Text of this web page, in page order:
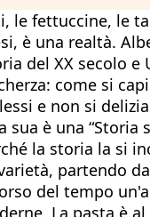
le fettuccine, le
è una realtà.
del XX secolo
come si
e non si
è una “Storia
la storia la si
partendo
del tempo
La pasta è